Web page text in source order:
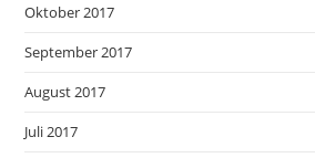
Oktober 2017
September 2017
August 2017
Juli 2017